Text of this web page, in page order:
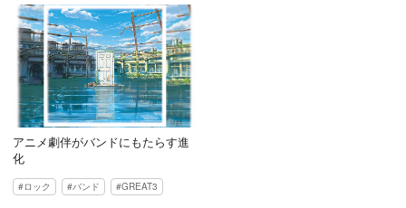
アニメ劇伴がバンドにもたらす進
化
ロック バンド GREAT3